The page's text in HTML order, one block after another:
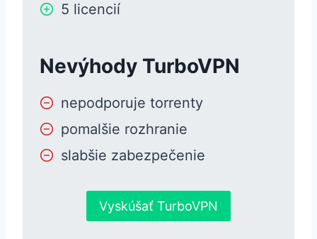
5 licencií
Nevýhody TurboVPN
nepodporuje torrenty
pomalšie rozhranie
slabšie zabezpečenie
Vyskúšať TurboVPN